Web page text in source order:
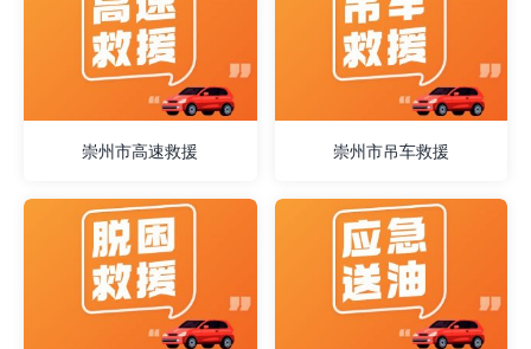
崇州市高速救援 崇州市吊车救援